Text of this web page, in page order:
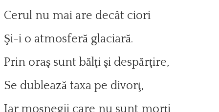
Cerul nu mai are decât ciori
Şi-i o atmosferă glaciară.
Prin oraş sunt bălţi şi despărţire,
Se dublează taxa pe divorţ,
Iar moşnegii care nu sunt morţi